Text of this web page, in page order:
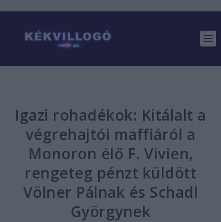
Igazi rohadékok: Kitálalt a
végrehajtói maffiáról a
Monoron élő F. Vivien,
rengeteg pénzt küldött
Völner Pálnak és Schadl
Györgynek